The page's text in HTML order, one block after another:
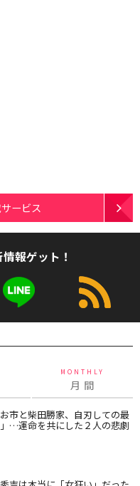
ービス
報ゲット！
MONTHLY
月 間
お市と柴田勝家、自刃しての最
…運命を共にした２人の悲劇